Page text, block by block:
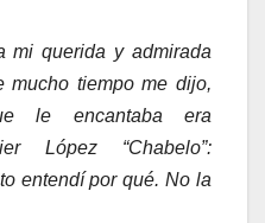
mi querida y admirada
mucho tiempo me dijo,
le encantaba era
López “Chabelo”:
entendí por qué. No la